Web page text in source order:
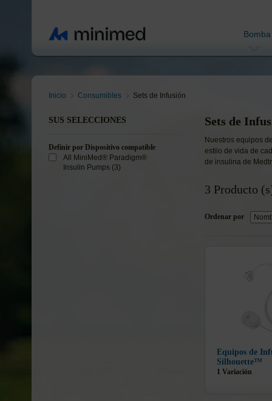
Bomba
Inicio Consumibles Sets de Infusión
SUS SELECCIONES
Definir por Dispositivo compatible
All MiniMed® Paradigm®
Insulin Pumps (3)
Sets de
Nuestros equipos
estilo de vida de
de insulina de
3 Producto
Ordenar por
Equipos de
Silhouette™
1 Variación